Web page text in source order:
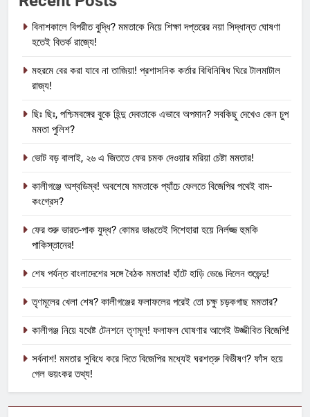
বিনাশকালে বিপরীত বুদ্ধি? মমতাকে নিয়ে শিক্ষা দপ্তরের নয়া সিদ্ধান্ত ঘোষণা
হতেই বিতর্ক রাজ্যে!
মহরমে বের করা যাবে না তাজিয়া! প্রশাসনিক কর্তার বিধিনিষিধ ঘিরে টালমাটাল
রাজ্য!
ছিঃ ছিঃ, পশ্চিমবঙ্গের বুকে হিন্দু দেবতাকে এভাবে অপমান? সবকিছু দেখেও কেন চুপ
মমতা পুলিশ?
ভোট বড় বালাই, ২৬ এ জিততে ফের চমক দেওয়ার মরিয়া চেষ্টা মমতার!
কালীগঞ্জে অশ্বডিম্ব! অবশেষে মমতাকে প্যাঁচে ফেলতে বিজেপির পথেই বাম-
কংগ্রেস?
ফের শুরু ভারত-পাক যুদ্ধ? কোমর ভাঙতেই দিশেহারা হয়ে নির্লজ্জ হুমকি
পাকিস্তানের!
শেষ পর্যন্ত বাংলাদেশের সঙ্গে বৈঠক মমতার! হাঁটে হাড়ি ভেঙে দিলেন শুভেন্দু!
তৃণমূলের খেলা শেষ? কালীগঞ্জের ফলাফলের পরেই তো চক্ষু চড়কগাছ মমতার?
কালীগঞ্জ নিয়ে যথেষ্ট টেনশনে তৃণমূল! ফলাফল ঘোষণার আগেই উজ্জীবিত বিজেপি!
সর্বনাশ! মমতার সুবিধে করে দিতে বিজেপির মধ্যেই ঘরশত্রু বিভীষণ? ফাঁস হয়ে
গেল ভয়ংকর তথ্য!